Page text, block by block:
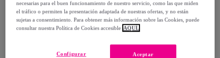
Entrega: Entre el17/08y el20/08
necesarias para el buen funcionamiento de nuestro servicio, como las que miden
el tráfico o permiten la presentación adaptada de nuestras ofertas, y no están
sujetas a consentimiento. Para obtener más información sobre las Cookies, puede
consultar nuestra Política de Cookies accesible AQUÍ.
Aceptar
Configurar